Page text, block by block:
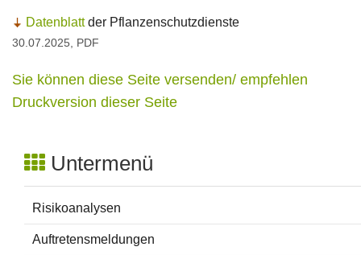
Datenblattder Pflanzenschutzdienste
30.07.2025, PDF
Sie können diese Seite versenden/ empfehlen
Druckversion dieser Seite
Untermenü
Risikoanalysen
Auftretensmeldungen